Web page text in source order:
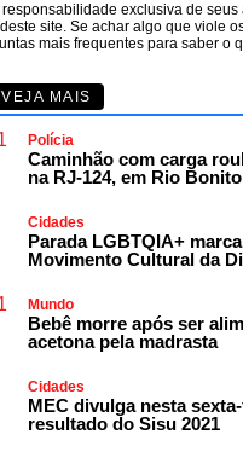
exclusiva de seus
site. Se achar algo que viole
mais frequentes para saber o
MAIS
Polícia
Caminhão com carga
na RJ-124, em Rio Bonito
Cidades
Parada LGBTQIA+
Movimento Cultural da
Mundo
Bebê morre após ser
acetona pela madrasta
Cidades
MEC divulga nesta
resultado do Sisu 2021